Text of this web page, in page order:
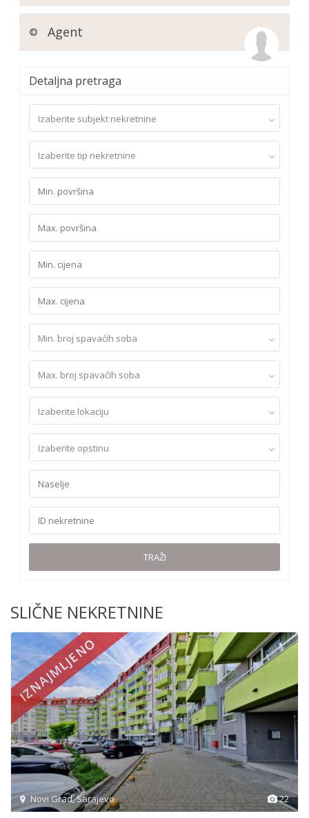
Agent
Detaljna pretraga
Izaberite subjekt nekretnine
Izaberite tip nekretnine
Min. broj spavaćih soba
Max. broj spavaćih soba
Izaberite lokaciju
Izaberite opstinu
TRAŽI
SLIČNE NEKRETNINE
22
Novi Grad,Sarajevo
IZNAJMLJENO